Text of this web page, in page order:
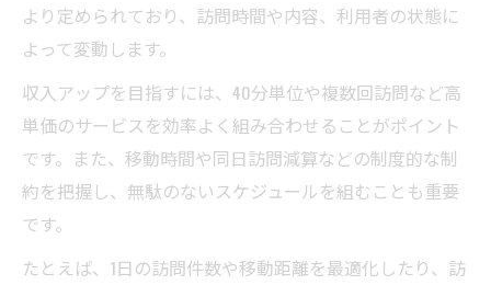
より定められており、訪問時間や内容、利用者の状態に
よって変動します。
収入アップを目指すには、40分単位や複数回訪問など高
単価のサービスを効率よく組み合わせることがポイント
です。また、移動時間や同日訪問減算などの制度的な制
約を把握し、無駄のないスケジュールを組むことも重要
です。
たとえば、1日の訪問件数や移動距離を最適化したり、訪